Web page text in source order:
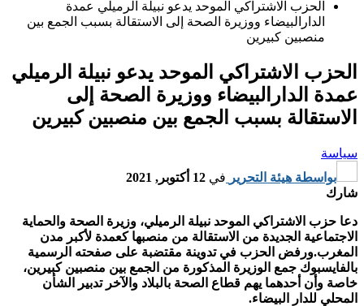
الحزب الاشتراكي الموحد يدعو نبيلة الرميلي عمدة
الدارالبيضاء ووزيرة الصحة إلى الاستقالة بسبب الجمع بين
منصبين كبيرين
الحزب الاشتراكي الموحد يدعو نبيلة الرميلي
عمدة الدارالبيضاء ووزيرة الصحة إلى
الاستقالة بسبب الجمع بين منصبين كبيرين
سياسة
بواسطة هيئة التحرير في 12 أكتوبر, 2021
شارك
دعا حزب الاشتراكي الموحد نبيلة الرميلي، وزيرة الصحة والحماية
الاجتماعية الجديدة من الاستقالة من منصبها كعمدة لأكبر مدن
المغرب.ورفض الحزب في تدوينة مقتضبة على صفحته الرسمية
بالفايسبوك جمع الوزيرة المذكورة من الجمع بين منصبين كبيرين،
خاصة وأن أحدهما يهم قطاع الصحة بالبلاد والآخر تدبير الشأن
المحلي للدار البيضاء.